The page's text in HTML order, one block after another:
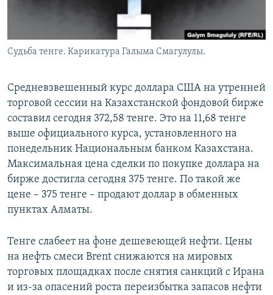
Судьба тенге. Карикатура Галыма Смагулулы.
Средневзвешенный курс доллара США на утренней
торговой сессии на Казахстанской фондовой бирже
составил сегодня 372,58 тенге. Это на 11,68 тенге
выше официального курса, установленного на
понедельник Национальным банком Казахстана.
Максимальная цена сделки по покупке доллара на
бирже достигла сегодня 375 тенге. По такой же
цене – 375 тенге – продают доллар в обменных
пунктах Алматы.
Тенге слабеет на фоне дешевеющей нефти. Цены
на нефть смеси Brent снижаются на мировых
торговых площадках после снятия санкций с Ирана
и из-за опасений роста переизбытка запасов нефти